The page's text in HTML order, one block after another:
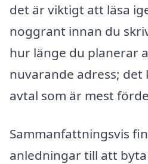
det är viktigt att läsa
noggrant innan du
hur länge du planerar
nuvarande adress; det
avtal som är mest
Sammanfattningsvis
anledningar till att